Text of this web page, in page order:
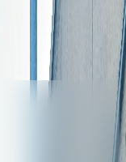
awaryjne i